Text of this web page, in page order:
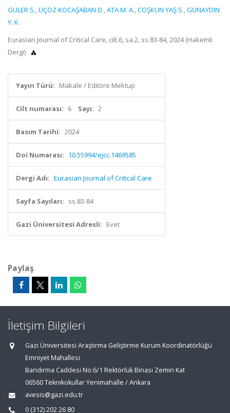
GÜLER S.,ÜÇÖZ KOCAŞABAN D.,ATA M. A.,COŞKUN YAŞ S.,GÜNAYDIN
Y. K.
Eurasian Journal of Critical Care, cilt.6, sa.2, ss.83-84, 2024 (Hakemli
Dergi)
Yayın Türü: Makale / Editöre Mektup
Cilt numarası: 6 Sayı: 2
Basım Tarihi: 2024
Doi Numarası: 10.55994/ejcc.1469585
Dergi Adı: Eurasian Journal of Critical Care
Sayfa Sayıları: ss.83-84
Gazi Üniversitesi Adresli: Evet
Paylaş
İletişim Bilgileri
Gazi Üniversitesi Araştırma Geliştirme Kurum Koordinatörlüğü
Emniyet Mahallesi
Bandırma Caddesi No:6/1 Rektörlük Binası Zemin Kat
06560 Teknikokullar Yenimahalle / Ankara
avesis@gazi.edu.tr
0 (312) 202 26 80